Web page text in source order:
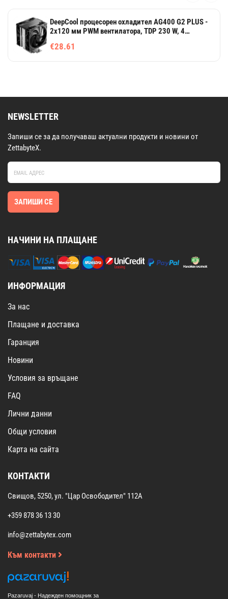
DeepCool процесорен охладител AG400 G2 PLUS -
2x120 мм PWM вентилатора, TDP 230 W, 4
€28.61
NEWSLETTER
Запиши се за да получаваш актуални продукти и новини от
ZettabyteX.
ЗАПИШИ СЕ
НАЧИНИ НА ПЛАЩАНЕ
ИНФОРМАЦИЯ
За нас
Плащане и доставка
Гаранция
Новини
Условия за връщане
FAQ
Лични данни
Общи условия
Карта на сайта
КОНТАКТИ
Свищов, 5250, ул. "Цар Освободител" 112А
+359 878 36 13 30
info@zettabytex.com
Към контакти
Pazaruvaj - Надежден помощник за